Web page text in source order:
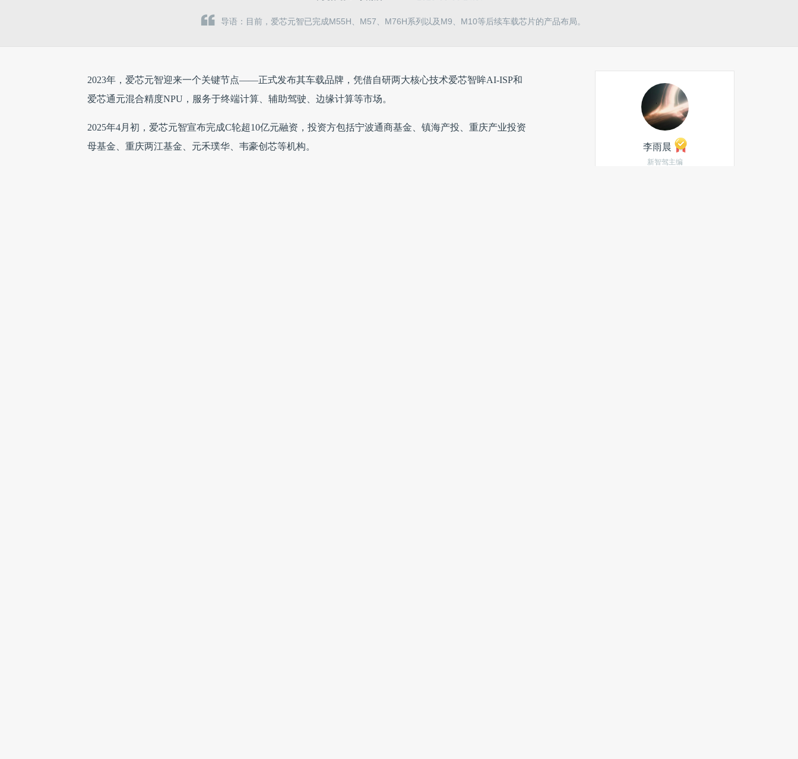
导语：目前，爱芯元智已完成M55H、M57、M76H系列以及M9、M10等后续车载芯片的产品布局。
2023年，爱芯元智迎来一个关键节点——正式发布其车载品牌，凭借自研两大核心技术爱芯智眸AI-ISP和
爱芯通元混合精度NPU，服务于终端计算、辅助驾驶、边缘计算等市场。
2025年4月初，爱芯元智宣布完成C轮超10亿元融资，投资方包括宁波通商基金、镇海产投、重庆产业投资
母基金、重庆两江基金、元禾璞华、韦豪创芯等机构。
李雨晨
新智驾主编